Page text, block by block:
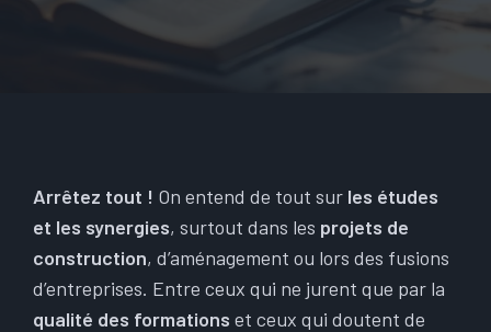
Arrêtez tout ! On entend de tout sur les études
et les synergies, surtout dans les projets de
construction, d’aménagement ou lors des fusions
d’entreprises. Entre ceux qui ne jurent que par la
qualité des formations et ceux qui doutent de